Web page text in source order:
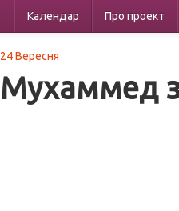
Календар Про проект
24 Вересня
Мухаммед